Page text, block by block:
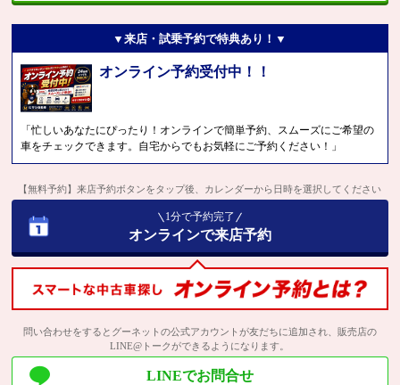
▼来店・試乗予約で特典あり！▼
オンライン予約受付中！！
「忙しいあなたにぴったり！オンラインで簡単予約、スムーズにご希望の
車をチェックできます。自宅からでもお気軽にご予約ください！」
【無料予約】来店予約ボタンをタップ後、カレンダーから日時を選択してください
1分で予約完了
オンラインで来店予約
問い合わせをするとグーネットの公式アカウントが友だちに追加され、販売店の
LINE@トークができるようになります。
LINEでお問合せ